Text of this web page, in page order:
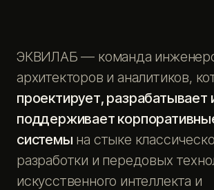
ЭКВИЛАБ — команда
архитекторов и аналитиков,
проектирует, разрабатывает
поддерживает
системы на стыке
разработки и передовых
искусственного интеллекта и